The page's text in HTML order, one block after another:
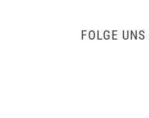
FOLGE